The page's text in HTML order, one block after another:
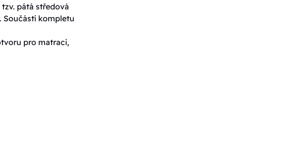
pátá středová
Součástí kompletu
pro matraci,